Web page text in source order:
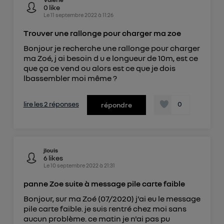
0 like
Le11 septembre 2022 à 11:26
Trouver une rallonge pour charger ma zoe
Bonjour je recherche une rallonge pour charger
ma Zoé, j ai besoin d u e longueur de 10m, est ce
que ça ce vend ou alors est ce que je dois
lbassembler moi même ?
lire les 2 réponses répondre 0
jlouis
6 likes
Le10 septembre 2022 à 21:31
panne Zoe suite à message pile carte faible
Bonjour, sur ma Zoé (07/2020) j'ai eu le message
pile carte faible. je suis rentré chez moi sans
aucun problème. ce matin je n'ai pas pu